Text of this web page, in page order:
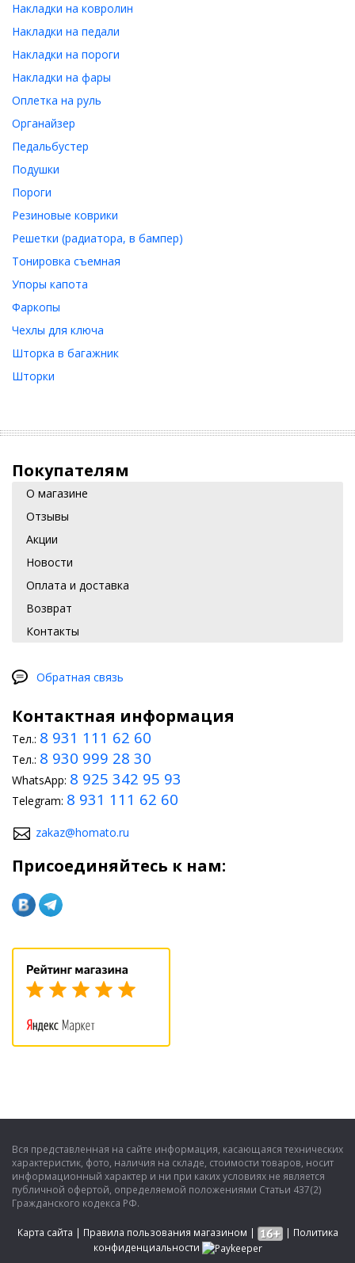
Накладки на ковролин
Накладки на педали
Накладки на пороги
Накладки на фары
Оплетка на руль
Органайзер
Педальбустер
Подушки
Пороги
Резиновые коврики
Решетки (радиатора, в бампер)
Тонировка съемная
Упоры капота
Фаркопы
Чехлы для ключа
Шторка в багажник
Шторки
Покупателям
О магазине
Отзывы
Акции
Новости
Оплата и доставка
Возврат
Контакты
Обратная связь
Контактная информация
Тел.: 8 931 111 62 60
Тел.: 8 930 999 28 30
WhatsApp: 8 925 342 95 93
Telegram: 8 931 111 62 60
zakaz@homato.ru
Присоединяйтесь к нам:
Вся представленная на сайте информация, касающаяся технических
характеристик, фото, наличия на складе, стоимости товаров, носит
информационный характер и ни при каких условиях не является
публичной офертой, определяемой положениями Статьи 437(2)
Гражданского кодекса РФ.
Карта сайта | Правила пользования магазином | | Политика
конфиденциальности